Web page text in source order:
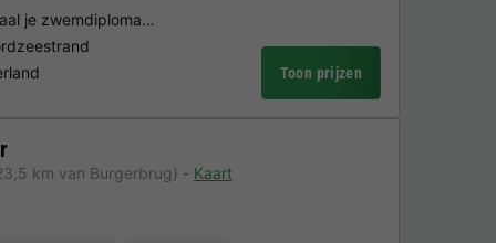
je zwemdiploma…
Toon prijzen
km van Burgerbrug)
Kaart